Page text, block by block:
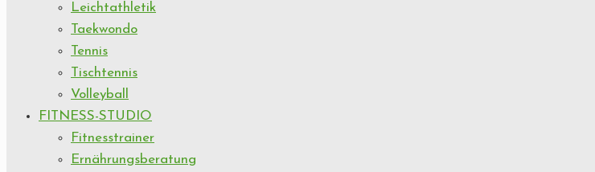
Leichtathletik
Taekwondo
Tennis
Tischtennis
Volleyball
FITNESS-STUDIO
Fitnesstrainer
Ernährungsberatung